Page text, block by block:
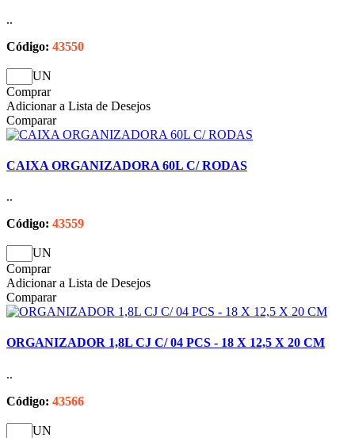
..
Código: 43550
UN
Comprar
Adicionar a Lista de Desejos
Comparar
CAIXA ORGANIZADORA 60L C/ RODAS
..
Código: 43559
UN
Comprar
Adicionar a Lista de Desejos
Comparar
ORGANIZADOR 1,8L CJ C/ 04 PCS - 18 X 12,5 X 20 CM
..
Código: 43566
UN